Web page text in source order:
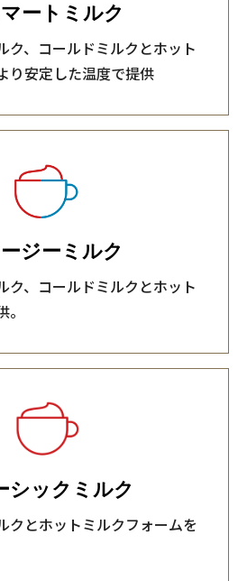
ートミルク
ク、コールドミルクとホット
り安定した温度で提供
ジーミルク
ク、コールドミルクとホット
。
シックミルク
クとホットミルクフォームを